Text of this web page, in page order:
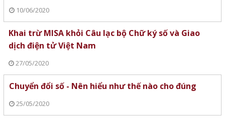
10/06/2020
Khai trừ MISA khỏi Câu lạc bộ Chữ ký số và Giao
dịch điện tử Việt Nam
27/05/2020
Chuyển đổi số - Nên hiểu như thế nào cho đúng
25/05/2020